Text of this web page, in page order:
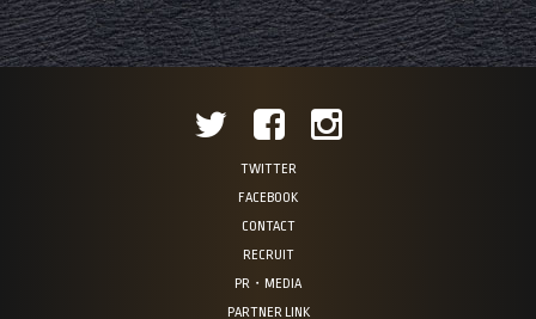
TWITTER
FACEBOOK
CONTACT
RECRUIT
PR・MEDIA
PARTNER LINK